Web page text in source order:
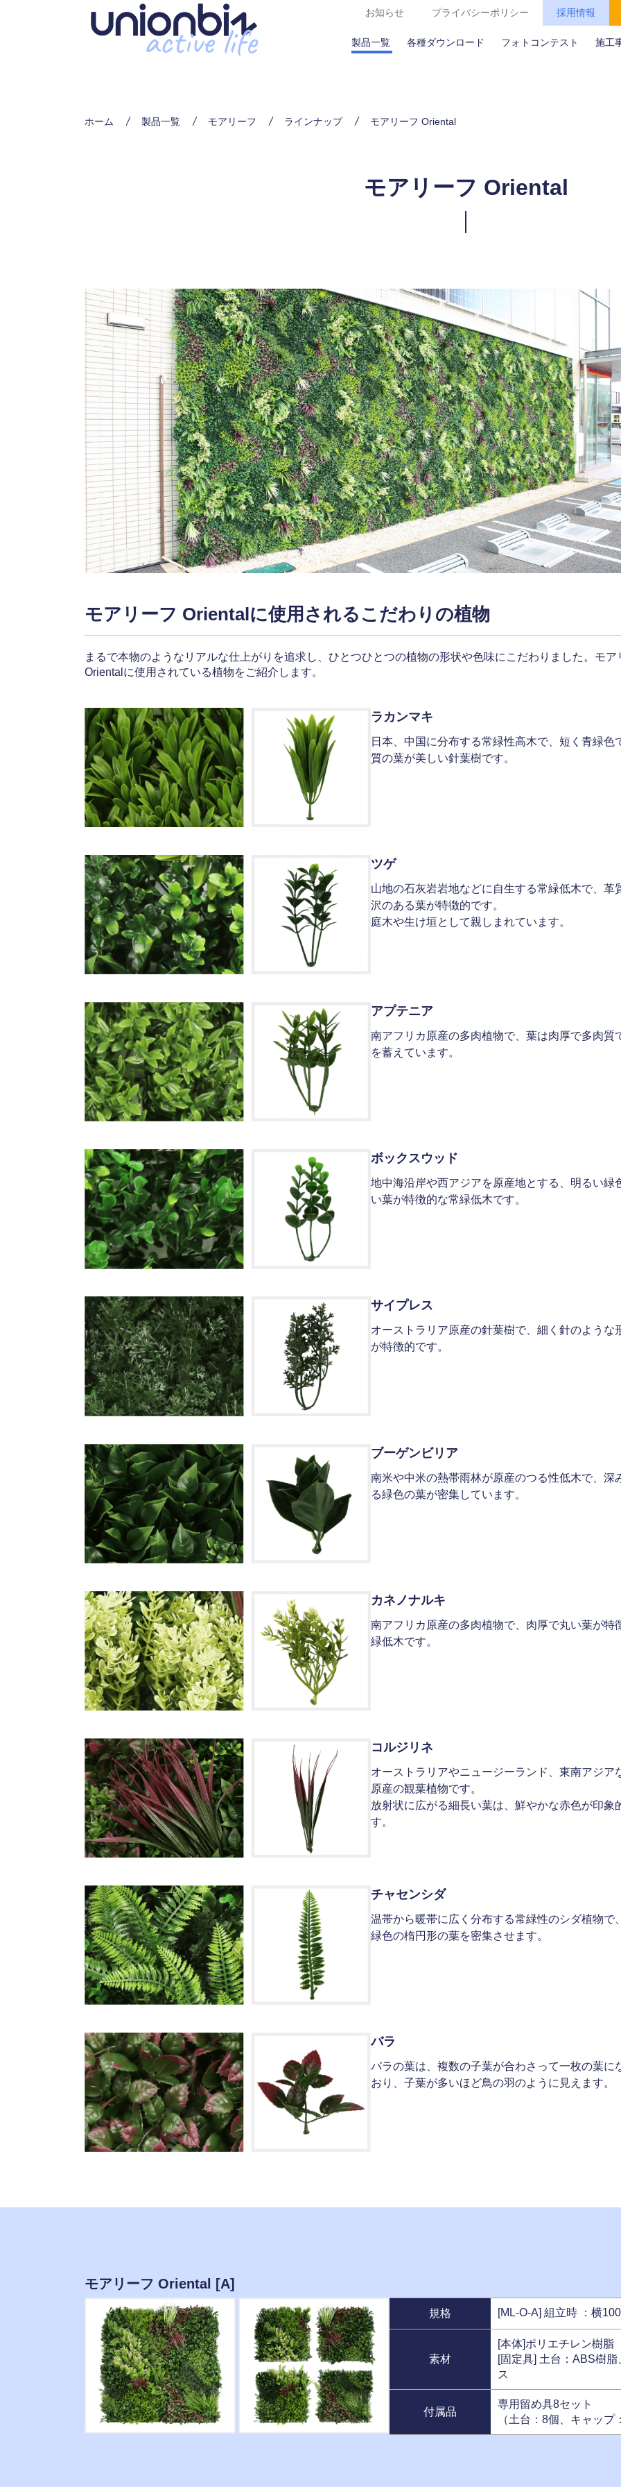
お知らせ プライバシーポリシー 採用情報
製品一覧 各種ダウンロード フォトコンテスト 施工
ホーム 製品一覧 モアリーフ ラインナップ モアリーフ Oriental
モアリーフ Oriental
モアリーフ Orientalに使用されるこだわりの植物
まるで本物のようなリアルな仕上がりを追求し、ひとつひとつの植物の形状や色味にこだわりました。モア
Orientalに使用されている植物をご紹介します。
ラカンマキ
日本、中国に分布する常緑性高木で、短く青緑色
質の葉が美しい針葉樹です。
ツゲ
山地の石灰岩岩地などに自生する常緑低木で、革
沢のある葉が特徴的です。
庭木や生け垣として親しまれています。
アプテニア
南アフリカ原産の多肉植物で、葉は肉厚で多肉質
を蓄えています。
ボックスウッド
地中海沿岸や西アジアを原産地とする、明るい緑
い葉が特徴的な常緑低木です。
サイプレス
オーストラリア原産の針葉樹で、細く針のような
が特徴的です。
ブーゲンビリア
南米や中米の熱帯雨林が原産のつる性低木で、深
る緑色の葉が密集しています。
カネノナルキ
南アフリカ原産の多肉植物で、肉厚で丸い葉が特
緑低木です。
コルジリネ
オーストラリアやニュージーランド、東南アジア
原産の観葉植物です。
放射状に広がる細長い葉は、鮮やかな赤色が印象
す。
チャセンシダ
温帯から暖帯に広く分布する常緑性のシダ植物で
緑色の楕円形の葉を密集させます。
バラ
バラの葉は、複数の子葉が合わさって一枚の葉に
おり、子葉が多いほど鳥の羽のように見えます。
モアリーフ Oriental [A]
規格 [ML-O-A] 組立時 ：横
素材
[本体]ポリエチレン樹脂
[固定具] 土台：ABS樹
ス
付属品
専用留め具8セット
（土台：8個、キャップ